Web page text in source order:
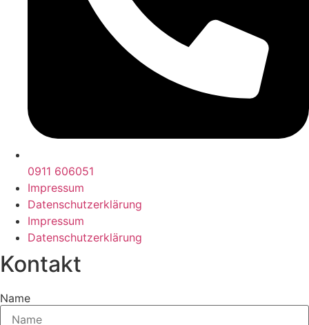
0911 606051
Impressum
Datenschutzerklärung
Impressum
Datenschutzerklärung
Kontakt
Name